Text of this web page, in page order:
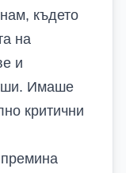
където
на
и
Имаше
критични